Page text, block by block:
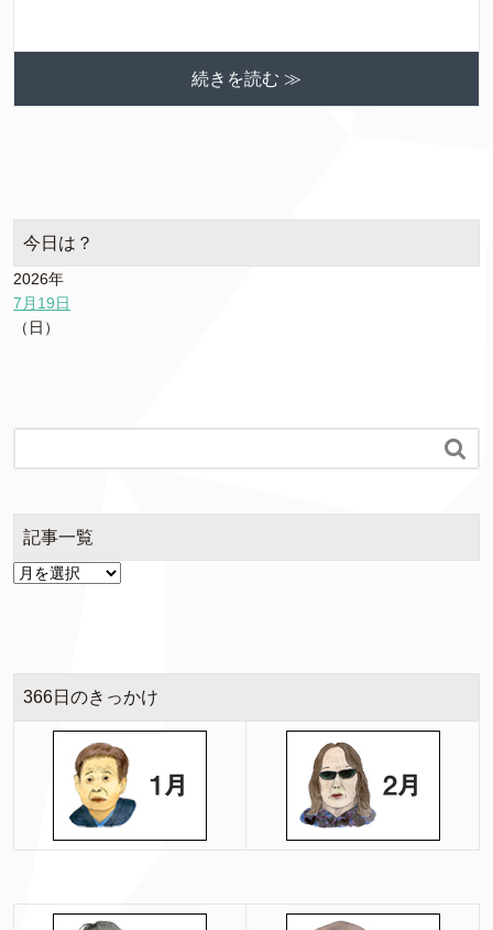
続きを読む ≫
今日は？
2026年
7月19日
（日）

記事一覧
366日のきっかけ